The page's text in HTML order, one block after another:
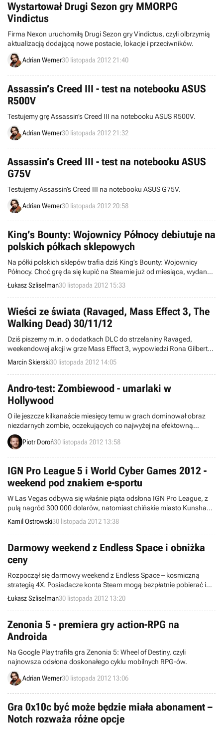
Wystartował Drugi Sezon gry MMORPG
Vindictus
Firma Nexon uruchomiłą Drugi Sezon gry Vindictus, czyli olbrzymią
aktualizacją dodającą nowe postacie, lokacje i przeciwników.
Adrian Werner30 listopada 2012 21:40
Assassin’s Creed III - test na notebooku ASUS
R500V
Testujemy grę Assassin’s Creed III na notebooku ASUS R500V.
Adrian Werner30 listopada 2012 21:32
Assassin’s Creed III - test na notebooku ASUS
G75V
Testujemy Assassin’s Creed III na notebooku ASUS G75V.
Adrian Werner30 listopada 2012 20:58
King’s Bounty: Wojownicy Północy debiutuje na
polskich półkach sklepowych
Na półki polskich sklepów trafia dziś King’s Bounty: Wojownicy
Północy. Choć grę da się kupić na Steamie już od miesiąca, wydana
właśnie pudełkowa edycja jest tańsza od wersji steamowej.
Dystrybutorem gry w Polsce jest firma Cenega, współpracująca z
rosyjskim wydawcą Wojowników Północy, 1C Company.
Łukasz Szliselman30 listopada 2012 15:33
Wieści ze świata (Ravaged, Mass Effect 3, The
Walking Dead) 30/11/12
Dziś piszemy m.in. o dodatkach DLC do strzelaniny Ravaged,
weekendowej akcji w grze Mass Effect 3, wypowiedzi Rona Gilberta
na temat przygodówki The Walking Dead, a także zamkniętych beta
testach The Witness. Witamy w wieściach ze świata - codziennej
porcji krótkich wiadomości.
Marcin Skierski30 listopada 2012 14:05
Andro-test: Zombiewood - umarlaki w
Hollywood
O ile jeszcze kilkanaście miesięcy temu w grach dominował obraz
niezdarnych zombie, oczekujących co najwyżej na efektowną
eliminację (Dead Rising), o tyle teraz podejście do nich zmieniło się
diametralnie. Zniewolone stwory przeszły ewolucję, stając się
łowców, zdolnych zaatakować postać sterowaną przez gracza w
każdym miejscu i czasie. Sednem walki z zombie nie jest już
Połączenie tych dwóch podejść do tematyki zombie postanowili
zaserwować nam producenci ze studia Gameloft. Czy „imprezowe”
Zombiewood jest w stanie zadowolić i miłośników radosnej
Piotr Doroń30 listopada 2012 13:58
IGN Pro League 5 i World Cyber Games 2012 -
weekend pod znakiem e-sportu
W Las Vegas odbywa się właśnie piąta odsłona IGN Pro League, z
pulą nagród 300 000 dolarów, natomiast chińskie miasto Kunshan
jest gospodarzem finału World Cyber Games, zwanego e-sportową
olimpiadą. Na obydwu imprezach walczą Polacy.
Kamil Ostrowski30 listopada 2012 13:38
Darmowy weekend z Endless Space i obniżka
ceny
Rozpoczął się darmowy weekend z Endless Space – kosmiczną
strategią 4X. Posiadacze konta Steam mogą bezpłatnie pobierać i
grać w produkcję studia Amplitude do niedzieli 2 grudnia.
Dodatkowo cenę gry tymczasowo obniżono o połowę.
Łukasz Szliselman30 listopada 2012 13:20
Zenonia 5 - premiera gry action-RPG na
Androida
Na Google Play trafiła gra Zenonia 5: Wheel of Destiny, czyli
najnowsza odsłona doskonałego cyklu mobilnych RPG-ów.
Adrian Werner30 listopada 2012 13:06
Gra 0x10c być może będzie miała abonament –
Notch rozważa różne opcje